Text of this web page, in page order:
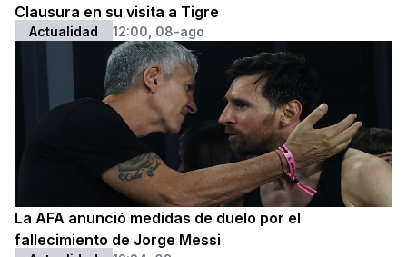
Clausura en su visita a Tigre
Actualidad 12:00, 08-ago
La AFA anunció medidas de duelo por el
fallecimiento de Jorge Messi